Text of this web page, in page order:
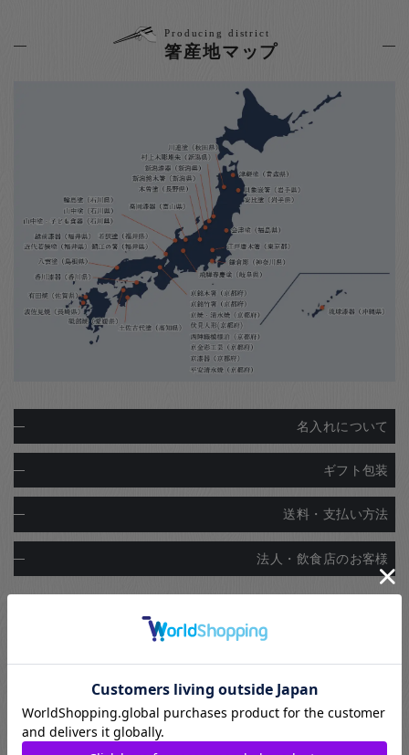
Producing district
箸産地マップ
名入れについて
ギフト包装
送料・支払い方法
法人・飲食店のお客様
お箸の起源
お箸の選び方
お箸のマナー
お箸のお手入れ
お箸の使用材料